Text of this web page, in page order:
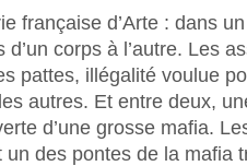
française d’Arte : dans
corps à l’autre. Les
pattes, illégalité voulue
autres. Et entre deux,
d’une grosse mafia.
des pontes de la mafia